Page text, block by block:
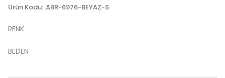
Ürün Kodu: ABR-6976-BEYAZ-S
RENK
BEDEN